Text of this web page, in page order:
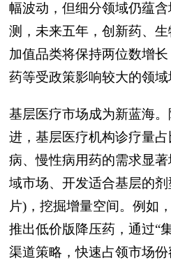
幅波动，但细分领域仍蕴
测，未来五年，创新药、
加值品类将保持两位数增
药等受政策影响较大的领域
基层医疗市场成为新蓝海
进，基层医疗机构诊疗量
病、慢性病用药的需求显
域市场、开发适合基层的
片)，挖掘增量空间。例如
推出低价版降压药，通过“
渠道策略，快速占领市场份